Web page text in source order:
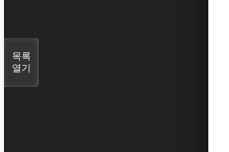
목록
열기